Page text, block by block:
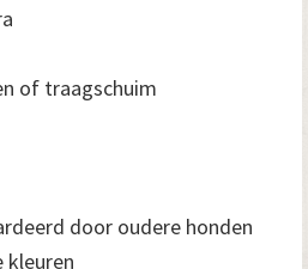
of traagschuim
door oudere honden
kleuren